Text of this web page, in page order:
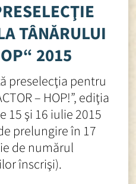
TÂNĂRULUI
2015
preselecţia pentru
– HOP!”, ediţia
15 şi 16 iulie 2015
prelungire în 17
de numărul
înscrişi).